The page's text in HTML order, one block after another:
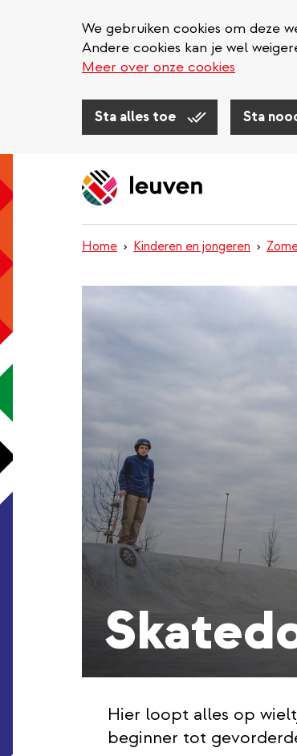
We gebruiken cookies om deze
Andere cookies kan je wel
Meer over onze cookies
Sta alles toe Sta
Home Kinderen en jongeren
Hier loopt alles op
beginner tot